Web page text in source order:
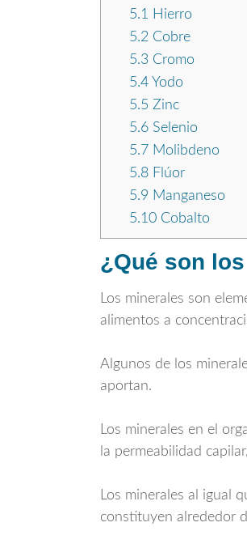
5.1
Hierro
5.2 Cobre
5.3Cromo
5.4Yodo
5.5 Zinc
5.6Selenio
5.7Molibdeno
5.8Flúor
5.9 Manganeso
5.10Cobalto
¿Qué son
Los minerales son
alimentos a
Algunos de los
aportan.
Los minerales en el
la permeabilidad
Los minerales al igual
constituyen alrededor